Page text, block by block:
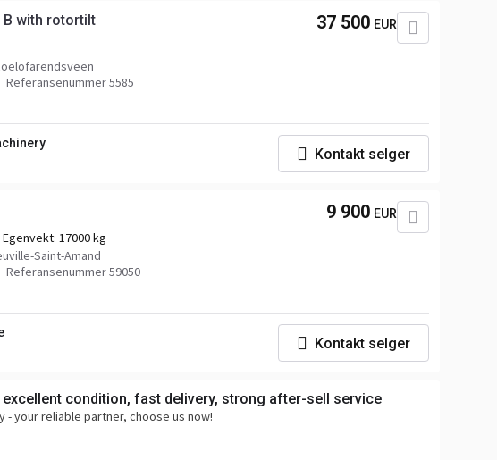
B with rotortilt
Referansenummer 5585
37 500 EUR
Kontakt selger
Egenvekt: 17000 kg
Saint-Amand
Referansenummer 59050
9 900 EUR
Kontakt selger
excellent condition, fast delivery, strong after-sell service
- your reliable partner, choose us now!